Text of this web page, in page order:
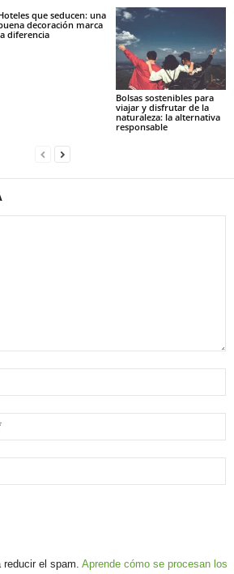
que seducen: una
decoración marca
diferencia
Bolsas sostenibles para
viajar y disfrutar de la
naturaleza: la alternativa
responsable
el spam. Aprende cómo se procesan los